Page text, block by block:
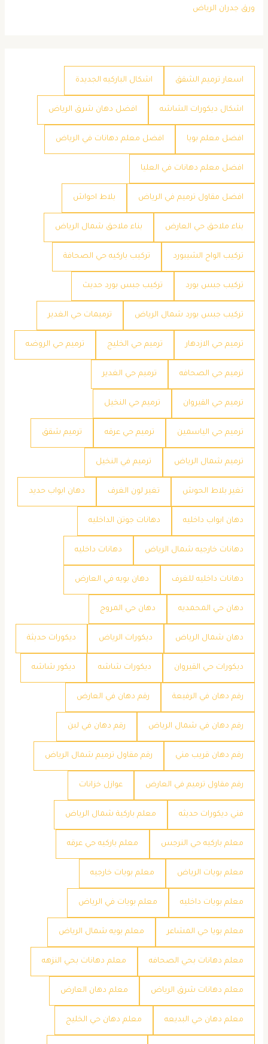
ورق جدران الرياض
اسعار ترميم الشقق اشكال الباركيه الجديدة
اشكال ديكورات الشاشه افضل دهان شرق الرياض
افضل معلم بويا افضل معلم دهانات في الرياض
افضل معلم دهانات في العليا
افضل مقاول ترميم في الرياض بلاط احواش
بناء ملاحق حي العارض بناء ملاحق شمال الرياض
تركيب الواح الشيبورد تركيب باركيه حي الصحافة
تركيب جبس بورد تركيب جبس بورد حديث
تركيب جبس بورد شمال الرياض ترميمات حي الغدير
ترميم حي الازدهار ترميم حي الخليج ترميم حي الروضه
ترميم حي الصحافه ترميم حي الغدير
ترميم حي القيروان ترميم حي النخيل
ترميم حي الياسمين ترميم حي عرقه ترميم شقق
ترميم شمال الرياض ترميم في النخيل
تغير بلاط الحوش تغير لون الغرف دهان ابواب حديد
دهان ابواب داخليه دهانات جوتن الداخليه
دهانات خارجيه شمال الرياض دهانات داخليه
دهانات داخليه للغرف دهان بويه في العارض
دهان حي المحمديه دهان حي المروج
دهان شمال الرياض ديكورات الرياض ديكورات حديثة
ديكورات حي القيروان ديكورات شاشه ديكور شاشه
رقم دهان في الرفيعة رقم دهان في العارض
رقم دهان في شمال الرياض رقم دهان في لبن
رقم دهان قريب مني رقم مقاول ترميم شمال الرياض
رقم مقاول ترميم في العارض عوازل خزانات
فني ديكورات حديثه معلم باركية شمال الرياض
معلم باركيه حي النرجس معلم باركيه حي عرقه
معلم بويات الرياض معلم بويات خارجيه
معلم بويات داخليه معلم بويات في الرياض
معلم بويا حي المشاعر معلم بويه شمال الرياض
معلم دهانات بحي الصحافه معلم دهانات بحي النزهه
معلم دهانات شرق الرياض معلم دهان العارض
معلم دهان حي البديعه معلم دهان حي الخليج